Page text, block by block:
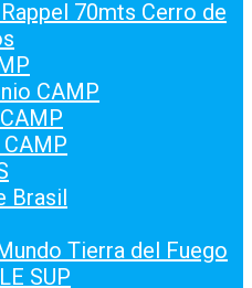
70mts Cerro de
CAMP
Brasil
Tierra del Fuego
SUP